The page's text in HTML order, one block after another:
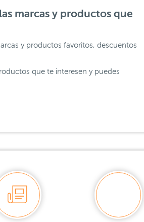
marcas y productos que
y productos favoritos, descuentos
que te interesen y puedes